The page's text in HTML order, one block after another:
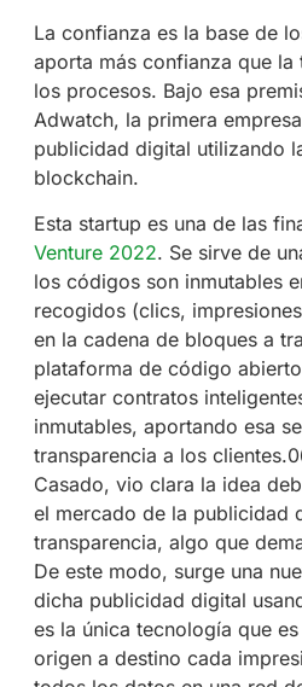
La confianza es la base de
aporta más confianza que
los procesos. Bajo esa
Adwatch, la primera
publicidad digital utilizando
blockchain.
Esta startup es una de las
Venture 2022. Se sirve de
los códigos son inmutables
recogidos (clics,
en la cadena de bloques a
plataforma de código
ejecutar contratos
inmutables, aportando esa
transparencia a los
Casado, vio clara la idea
el mercado de la publicidad
transparencia, algo que
De este modo, surge una
dicha publicidad digital
es la única tecnología que
origen a destino cada